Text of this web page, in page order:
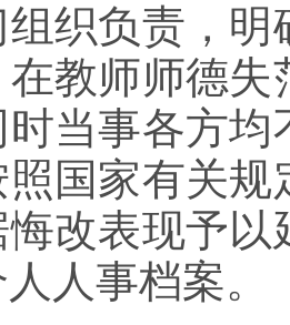
织负责，
教师师德
当事各方
国家有关
改表现予
人事档案。